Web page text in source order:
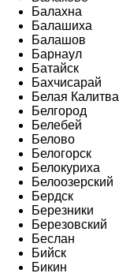
Балахна
Балашиха
Балашов
Барнаул
Батайск
Бахчисарай
Белая Калитва
Белгород
Белебей
Белово
Белогорск
Белокуриха
Белоозерский
Бердск
Березники
Березовский
Беслан
Бийск
Бикин